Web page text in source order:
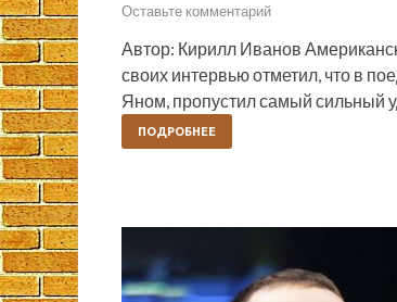
Оставьте комментарий
Автор: Кирилл Иванов
своих интервью отметил, что в
Яном, пропустил самый сильный
ПОДРОБНЕЕ